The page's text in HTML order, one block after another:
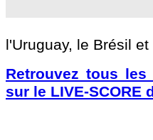
l'Uruguay, le Brésil et
Retrouvez tous
sur le LIVE-SCORE